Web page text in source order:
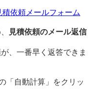
か？
者登録番号を教えてく
いました
失しました
知りたいです
か？
いるのでしょうか
しくお願いします。
631.html
見積依頼のメール返信
、一番早く返答できま